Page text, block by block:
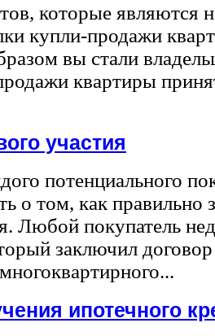
которые являются
купли-продажи
вы стали
квартиры
участия
потенциального
о том, как правильно
Любой покупатель
заключил
ипотечного